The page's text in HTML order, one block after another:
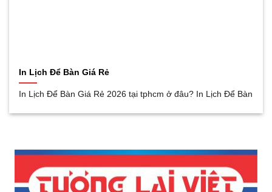
In Lịch Để Bàn Giá Rẻ
In Lịch Để Bàn Giá Rẻ 2026 tại tphcm ở đâu? In Lịch Để Bàn